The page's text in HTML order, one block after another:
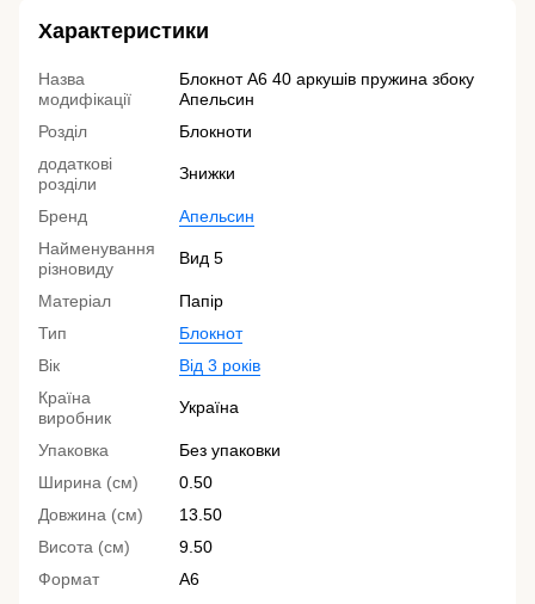
Характеристики
Назва
модифікації
Блокнот А6 40 аркушів пружина збоку
Апельсин
Розділ
Блокноти
додаткові
розділи
Знижки
Бренд
Апельсин
Найменування
різновиду
Вид 5
Матеріал
Папір
Тип
Блокнот
Вік
Від 3 років
Країна
виробник
Україна
Упаковка
Без упаковки
Ширина (см)
0.50
Довжина (см)
13.50
Висота (см)
9.50
Формат
А6